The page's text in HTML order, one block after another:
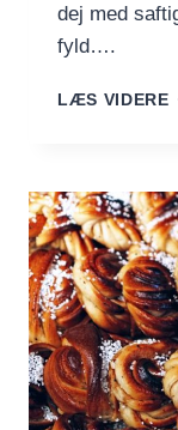
dej med
fyld….
LÆS VIDERE